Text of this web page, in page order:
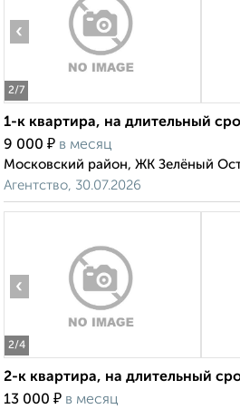
2/7
‹
1-к квартира, на длительный
9 000 ₽ в месяц
Московский район, ЖК Зелёный
Агентство, 30.07.2026
2/4
‹
2-к квартира, на длительный
13 000 ₽ в месяц